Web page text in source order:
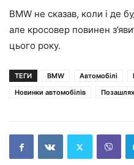
BMW не сказав, коли і де
але кросовер повинен
цього року.
ТЕГИ BMW Автомобілі
Новинки автомобілів